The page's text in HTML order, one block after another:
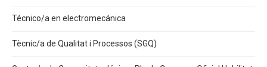
Técnico/a en electromecánica
Tècnic/a de Qualitat i Processos (SGQ)